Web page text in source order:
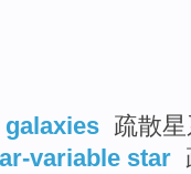
疏散
variable star